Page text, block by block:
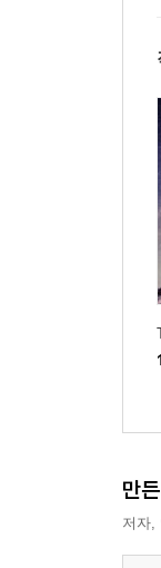
음
음
하
음
유
맺
부
부
부
만
저자,